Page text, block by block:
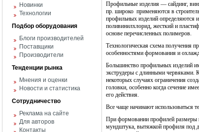
Новинки
Технологии
Подбор оборудования
Блоги производителей
Поставщики
Производители
Тенденции рынка
Мнения и оценки
Новости и статистика
Сотрудничество
Реклама на сайте
Для авторов
Контакты
Профильные изделия — сайдинг,
пр. широко применяются в
профильных изделий определяются
поливинилхлорид, жесткий и
основе перечисленных полимеров.
Технологическая схема получения
особенностями формования и
Большинство профильных изделий
экструдеры с длинными червяками.
некоторых случаях ограничения
головки, особенно когда сечение
его действия.
Все чаще начинают использоваться
При формовании профилей размеры
мундштука, вытяжкой профиля под